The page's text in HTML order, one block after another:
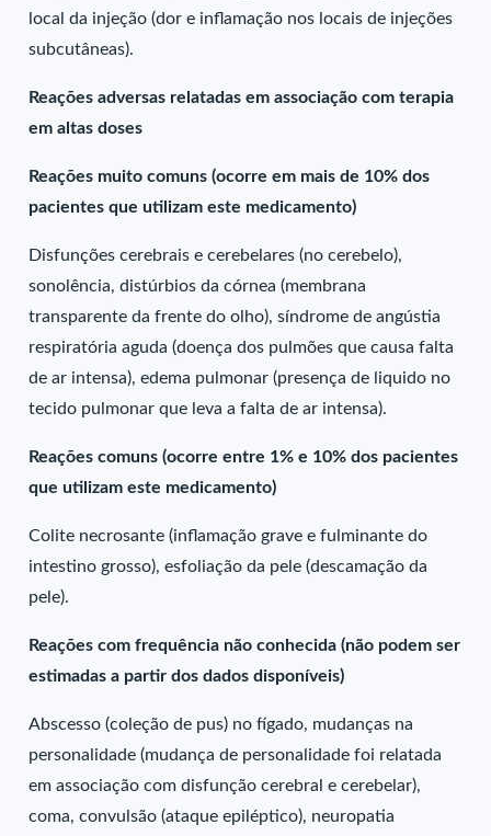
local da injeção (dor e inflamação nos locais de injeções
subcutâneas).
Reações adversas relatadas em associação com terapia
em altas doses
Reações muito comuns (ocorre em mais de 10% dos
pacientes que utilizam este medicamento)
Disfunções cerebrais e cerebelares (no cerebelo),
sonolência, distúrbios da córnea (membrana
transparente da frente do olho), síndrome de angústia
respiratória aguda (doença dos pulmões que causa falta
de ar intensa), edema pulmonar (presença de liquido no
tecido pulmonar que leva a falta de ar intensa).
Reações comuns (ocorre entre 1% e 10% dos pacientes
que utilizam este medicamento)
Colite necrosante (inflamação grave e fulminante do
intestino grosso), esfoliação da pele (descamação da
pele).
Reações com frequência não conhecida (não podem ser
estimadas a partir dos dados disponíveis)
Abscesso (coleção de pus) no fígado, mudanças na
personalidade (mudança de personalidade foi relatada
em associação com disfunção cerebral e cerebelar),
coma, convulsão (ataque epiléptico), neuropatia